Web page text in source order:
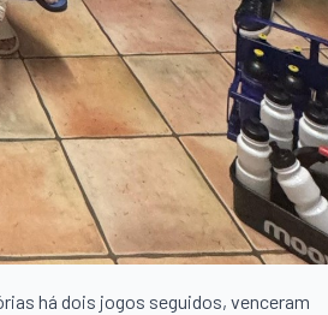
há dois jogos seguidos, venceram